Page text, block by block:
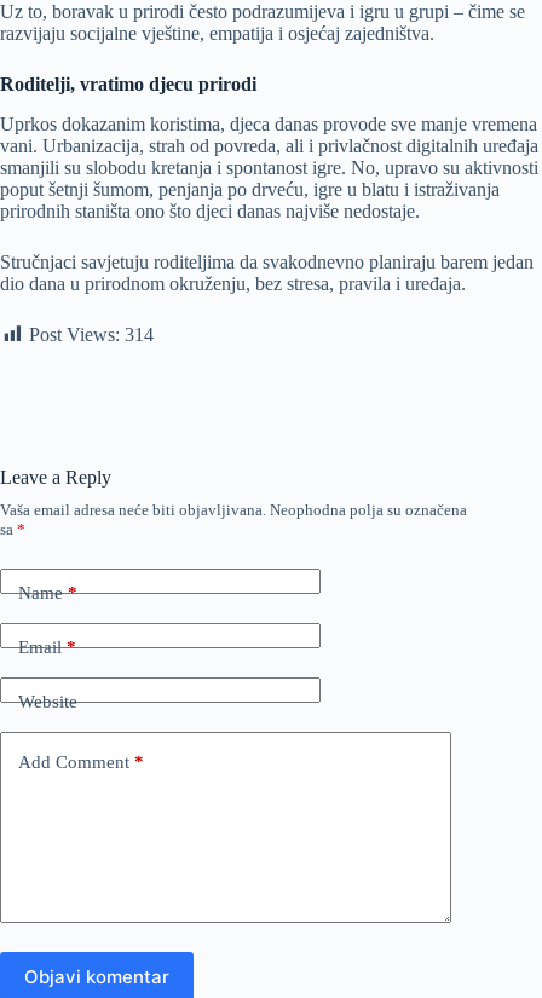
Uz to, boravak u prirodi često podrazumijeva i igru u grupi – čime se
razvijaju socijalne vještine, empatija i osjećaj zajedništva.
Roditelji, vratimo djecu prirodi
Uprkos dokazanim koristima, djeca danas provode sve manje vremena
vani. Urbanizacija, strah od povreda, ali i privlačnost digitalnih uređaja
smanjili su slobodu kretanja i spontanost igre. No, upravo su aktivnosti
poput šetnji šumom, penjanja po drveću, igre u blatu i istraživanja
prirodnih staništa ono što djeci danas najviše nedostaje.
Stručnjaci savjetuju roditeljima da svakodnevno planiraju barem jedan
dio dana u prirodnom okruženju, bez stresa, pravila i uređaja.
Post Views: 314
Leave a Reply
Vaša email adresa neće biti objavljivana. Neophodna polja su označena
sa *
Name*
Email*
Website
Add Comment *
Objavi komentar